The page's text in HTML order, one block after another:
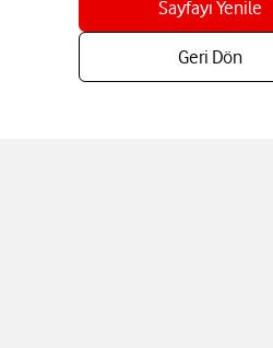
Sayfayı Yenile
Geri Dön